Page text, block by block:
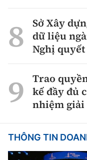
Sở Xây
dữ liệu
Nghị quyết
Trao
kế đầy đủ
nhiệm
THÔNG TIN